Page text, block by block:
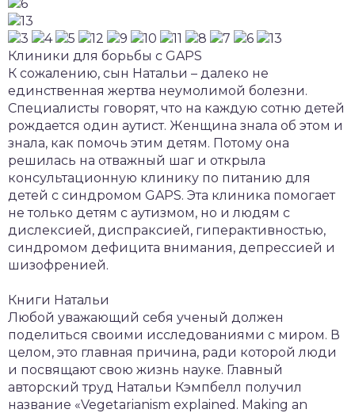
Клиники для борьбы с GAPS
К сожалению, сын Натальи – далеко не
единственная жертва неумолимой болезни.
Специалисты говорят, что на каждую сотню детей
рождается один аутист. Женщина знала об этом и
знала, как помочь этим детям. Потому она
решилась на отважный шаг и открыла
консультационную клинику по питанию для
детей с синдромом GAPS. Эта клиника помогает
не только детям с аутизмом, но и людям с
дислексией, диспраксией, гиперактивностью,
синдромом дефицита внимания, депрессией и
шизофренией.
Книги Натальи
Любой уважающий себя ученый должен
поделиться своими исследованиями с миром. В
целом, это главная причина, ради которой люди
и посвящают свою жизнь науке. Главный
авторский труд Натальи Кэмпбелл получил
название «Vegetarianism explained. Making an